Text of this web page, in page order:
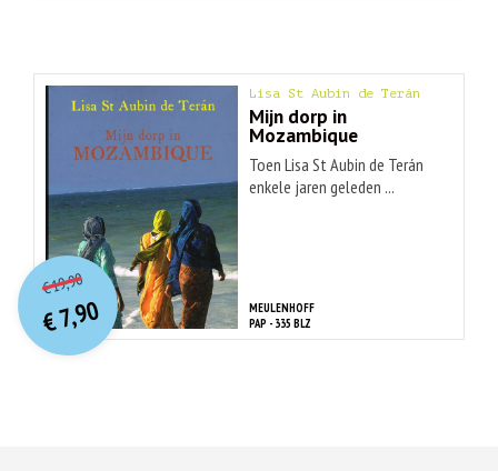
Lisa St Aubin de Terán
Mijn dorp in
Mozambique
Toen Lisa St Aubin de Terán
enkele jaren geleden ...
MEULENHOFF
PAP - 335 BLZ
€19,90O
orspr
onkelijke
prijs
was:
€ 19,90.
€7,90
Huidige
prijs
is:
€ 7,90.